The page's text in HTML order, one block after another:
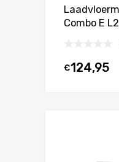
Combo E
€124,95